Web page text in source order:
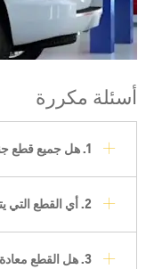
أسئلة مكررة
1. هل جميع قطع جنرال موتورز معادة التصنيع؟
2. أي القطع التي يتم إعادة تصنيعها في العادة؟
3. هل القطع معادة التصنيع مغطاة بالكفالة؟